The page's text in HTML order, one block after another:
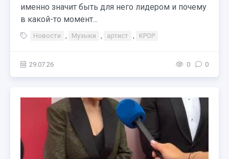
именно значит быть для него лидером и почему
в какой-то момент...
Новости , Музыки , артист , KPOP
29.07.26 0 0